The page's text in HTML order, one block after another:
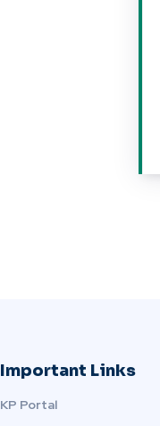
Important Links
KP Portal